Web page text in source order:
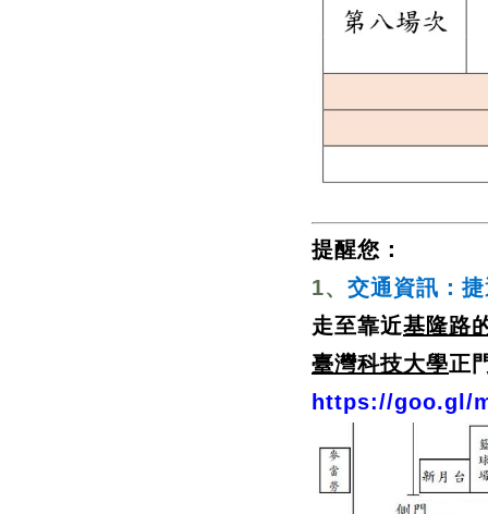
提醒您：
1、 交通資訊：
走至靠近基隆路
臺灣科技大學正
https://goo.gl/